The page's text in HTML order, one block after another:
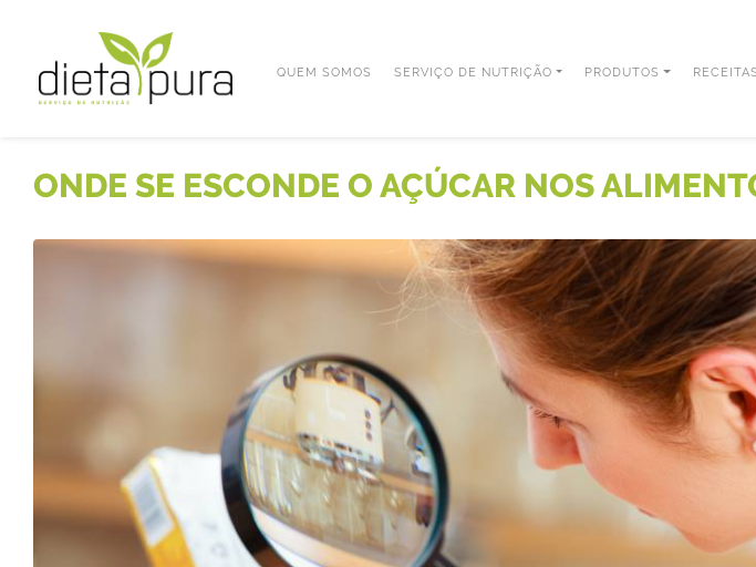
QUEM SOMOS SERVIÇO DE NUTRIÇÃO PRODUTOS
ONDE SE ESCONDE O AÇÚCAR NOS